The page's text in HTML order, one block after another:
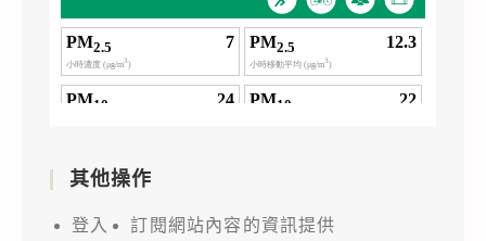
其他操作
登入
訂閱網站內容的資訊提供